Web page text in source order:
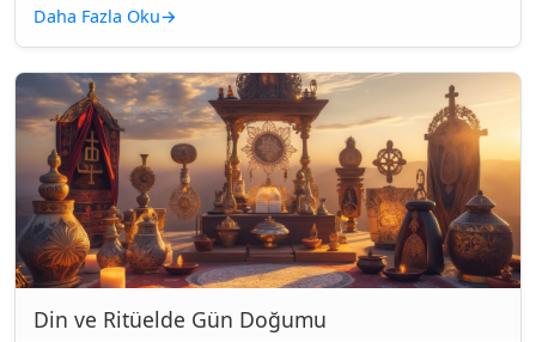
Daha Fazla Oku→
Din ve Ritüelde Gün Doğumu